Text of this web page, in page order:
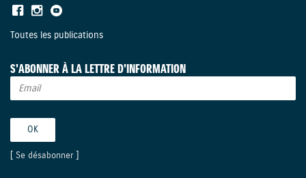
Toutes les publications
S'ABONNER À LA LETTRE D'INFORMATION
[ Se désabonner ]